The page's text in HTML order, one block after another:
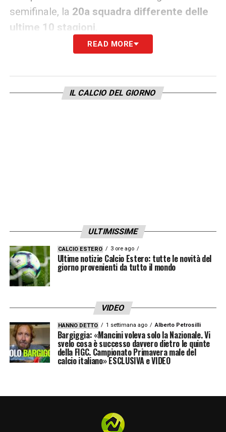
semifinale, la 20a squadra differente delle
ultime 10 stagioni
Una statistica non troppo entusiasmante in
sui 40 posti disponibili dalla
stagione 2015/2016, ha visto variare
Fannoparte della statistica , ovvimente
IntereJuventus, che, invece,
2014/2015hanno preso parte, in totale,a 3
delle 11 finali della Champions
che la stessa Inter, in caso di passaggio del
turno contro il Barcelona, potrebbe replicare.
LaJuventus, infatti, insieme eCity,
Liverpool e Real Madrid, è tra le4 squadre
di 3 anni dalla stagione 2014/2015,5 con
l’Atletico Madrid anticipando al 2013/2014
READ MORE
IL CALCIO DEL GIORNO
ULTIMISSIME
CALCIO ESTERO 3 ore ago
Ultime notizie Calcio Estero: tutte le novità del
giorno provenienti da tutto il mondo
VIDEO
HANNO DETTO 1 settimana ago Alberto Petrosilli
Bargiggia: «Mancini voleva solo la Nazionale. Vi
svelo cosa è successo davvero dietro le quinte
della FIGC. Campionato Primavera male del
calcio italiano» ESCLUSIVA e VIDEO